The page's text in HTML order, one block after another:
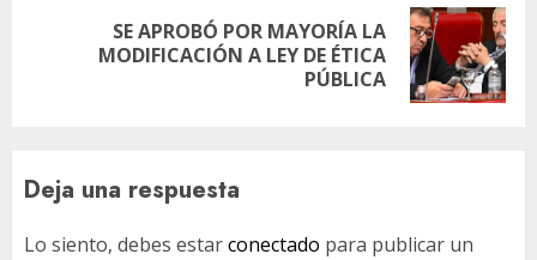
Siguiente
SE APROBÓ POR MAYORÍA LA
MODIFICACIÓN A LEY DE ÉTICA
PÚBLICA
Deja una respuesta
Lo siento, debes estarconectado para publicar un